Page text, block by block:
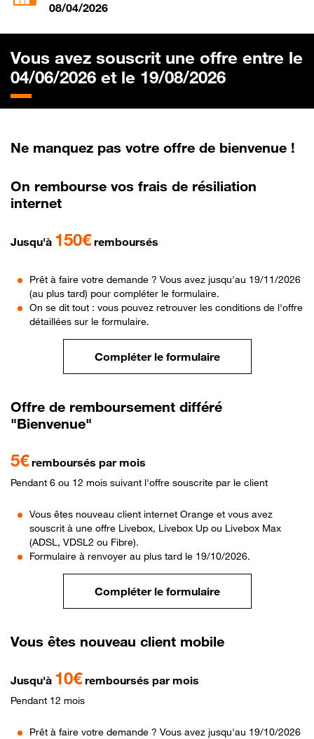
08/04/2026
Vous avez souscrit une offre entre le
04/06/2026 et le 19/08/2026
Ne manquez pas votre offre de bienvenue !
On rembourse vos frais de résiliation
internet
Jusqu'à 150€ remboursés
Prêt à faire votre demande ? Vous avez jusqu'au 19/11/2026
(au plus tard) pour compléter le formulaire.
On se dit tout : vous pouvez retrouver les conditions de l'offre
détaillées sur le formulaire.
Compléter le formulaire
Offre de remboursement différé
"Bienvenue"
5€ remboursés par mois
Pendant 6 ou 12 mois suivant l'offre souscrite par le client
Vous êtes nouveau client internet Orange et vous avez
souscrit à une offre Livebox, Livebox Up ou Livebox Max
(ADSL, VDSL2 ou Fibre).
Formulaire à renvoyer au plus tard le 19/10/2026.
Compléter le formulaire
Vous êtes nouveau client mobile
Jusqu'à 10€ remboursés par mois
Pendant 12 mois
Prêt à faire votre demande ? Vous avez jusqu'au 19/10/2026